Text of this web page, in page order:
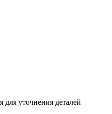
для уточнения деталей